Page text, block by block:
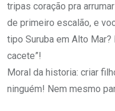
tripas coração pra
de primeiro escalão, e
tipo Suruba em Alto
cacete”!
Moral da historia: criar
ninguém! Nem mesmo